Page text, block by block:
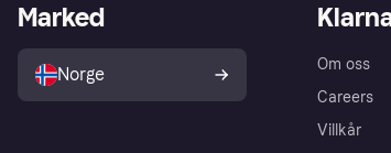
Om oss
Careers
Villkår
Marked
Norge